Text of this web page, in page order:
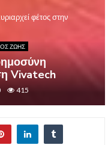
φέτος στην
ΖΩΗΣ
Vivatech
415